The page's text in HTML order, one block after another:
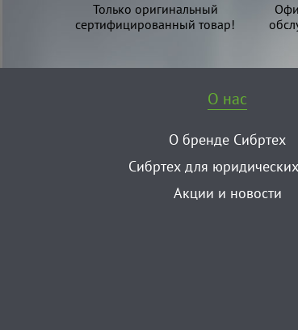
Только оригинальный
сертифицированный товар!
О нас
О бренде Сибртех
Сибртех для
Акции и новости